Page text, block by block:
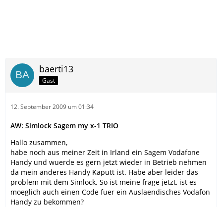
baerti13
Gast
12. September 2009 um 01:34
AW: Simlock Sagem my x-1 TRIO
Hallo zusammen,
habe noch aus meiner Zeit in Irland ein Sagem Vodafone
Handy und wuerde es gern jetzt wieder in Betrieb nehmen
da mein anderes Handy Kaputt ist. Habe aber leider das
problem mit dem Simlock. So ist meine frage jetzt, ist es
moeglich auch einen Code fuer ein Auslaendisches Vodafon
Handy zu bekommen?